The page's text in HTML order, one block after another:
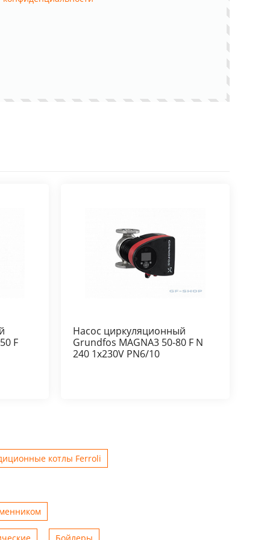
F
Насос циркуляционный
Grundfos MAGNA3 50-80 F N
240 1x230V PN6/10
котлы Ferroli